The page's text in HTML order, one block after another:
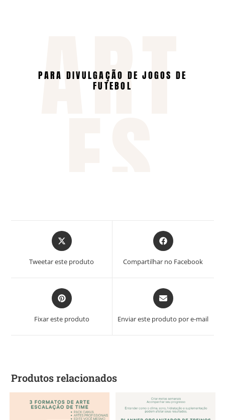
PARA DIVULGAÇÃO DE JOGOS DE
FUTEBOL
ART
DIGI
TAIS
Tweetar este produto Compartilhar no Facebook
Fixar este produto Enviar este produto por e-mail
Produtos relacionados